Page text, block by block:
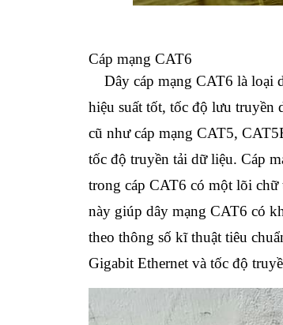
Cáp mạng CAT6
Dây cáp mạng CAT6 là loại
hiệu suất tốt, tốc độ lưu truyền
cũ như cáp mạng CAT5,
tốc độ truyền tải dữ liệu. Cáp
trong cáp CAT6 có một lõi chữ
này giúp dây mạng CAT6 có
theo thông số kĩ thuật tiêu
Gigabit Ethernet và tốc độ